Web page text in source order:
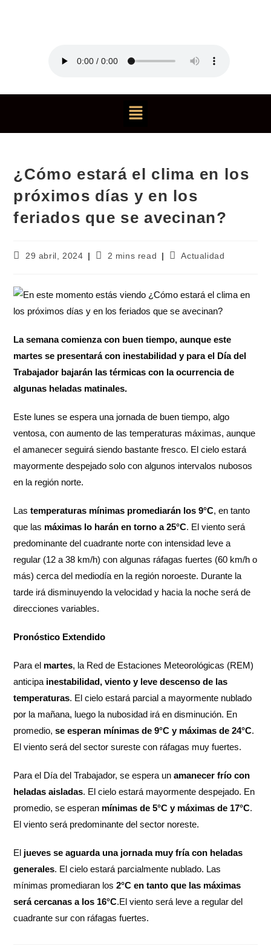
¿Cómo estará el clima en los
próximos días y en los
feriados que se avecinan?
29 abril, 2024 2 mins read Actualidad
La semana comienza con buen tiempo, aunque este
martes se presentará con inestabilidad y para el Día del
Trabajador bajarán las térmicas con la ocurrencia de
algunas heladas matinales.
Este lunes se espera una jornada de buen tiempo, algo
ventosa, con aumento de las temperaturas máximas, aunque
el amanecer seguirá siendo bastante fresco. El cielo estará
mayormente despejado solo con algunos intervalos nubosos
en la región norte.
Lastemperaturas mínimas promediarán los 9°C, en tanto
que las máximas lo harán en torno a 25°C. El viento será
predominante del cuadrante norte con intensidad leve a
regular (12 a 38 km/h) con algunas ráfagas fuertes (60 km/h o
más) cerca del mediodía en la región noroeste. Durante la
tarde irá disminuyendo la velocidad y hacia la noche será de
direcciones variables.
Pronóstico Extendido
Para el martes, la Red de Estaciones Meteorológicas (REM)
anticipa inestabilidad, viento y leve descenso de las
temperaturas. El cielo estará parcial a mayormente nublado
por la mañana, luego la nubosidad irá en disminución. En
promedio,se esperan mínimas de 9°C y máximas de 24°C.
El viento será del sector sureste con ráfagas muy fuertes.
Para el Día del Trabajador, se espera unamanecer frío con
heladas aisladas. El cielo estará mayormente despejado. En
promedio, se esperan mínimas de 5°C y máximas de 17°C.
El viento será predominante del sector noreste.
El jueves se aguarda una jornada muy fría con heladas
generales. El cielo estará parcialmente nublado. Las
mínimas promediaran los2°C en tanto que las máximas
será cercanas a los 16°C.El viento será leve a regular del
cuadrante sur con ráfagas fuertes.